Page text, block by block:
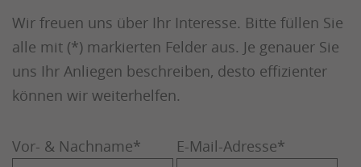
Wir freuen uns über Ihr Interesse. Bitte füllen Sie
alle mit (*) markierten Felder aus. Je genauer Sie
uns Ihr Anliegen beschreiben, desto effizienter
können wir weiterhelfen.
Vor- & Nachname* E-Mail-Adresse*